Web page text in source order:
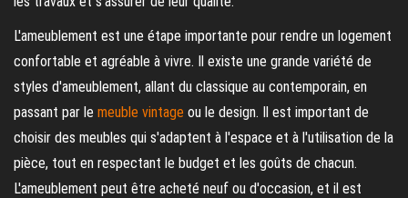
L'ameublement est une étape importante pour rendre un logement
confortable et agréable à vivre. Il existe une grande variété de
styles d'ameublement, allant du classique au contemporain, en
passant par le meuble vintage ou le design. Il est important de
choisir des meubles qui s'adaptent à l'espace et à l'utilisation de la
pièce, tout en respectant le budget et les goûts de chacun.
L'ameublement peut être acheté neuf ou d'occasion, et il est